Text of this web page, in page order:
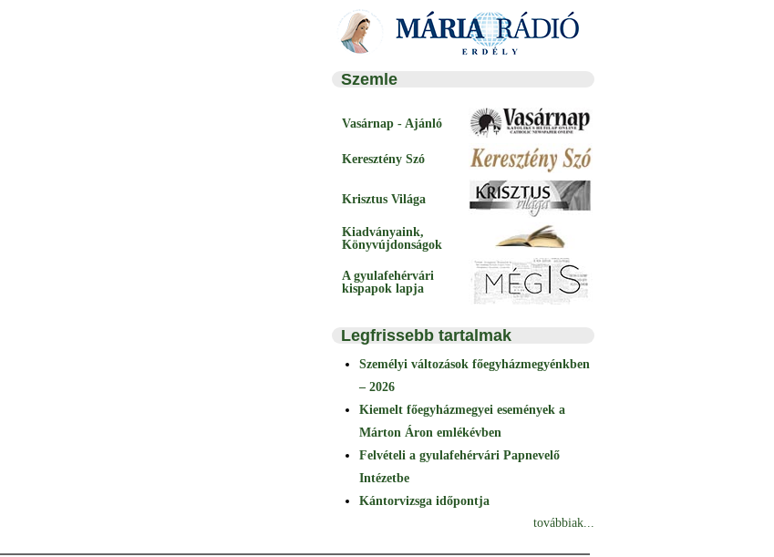
Szemle
Vasárnap - Ajánló
Keresztény Szó
Krisztus Világa
Kiadványaink,
Könyvújdonságok
A gyulafehérvári
kispapok lapja
Legfrissebb tartalmak
Személyi változások főegyházmegyénkben
– 2026
Kiemelt főegyházmegyei események a
Márton Áron emlékévben
Felvételi a gyulafehérvári Papnevelő
Intézetbe
Kántorvizsga időpontja
továbbiak...